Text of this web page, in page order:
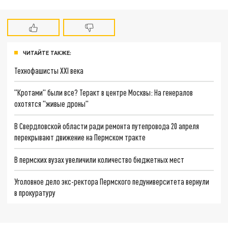
ЧИТАЙТЕ ТАКЖЕ:
Технофашисты XXI века
"Кротами" были все? Теракт в центре Москвы: На генералов
охотятся "живые дроны"
В Свердловской области ради ремонта путепровода 20 апреля
перекрывают движение на Пермском тракте
В пермских вузах увеличили количество бюджетных мест
Уголовное дело экс-ректора Пермского педуниверситета вернули
в прокуратуру